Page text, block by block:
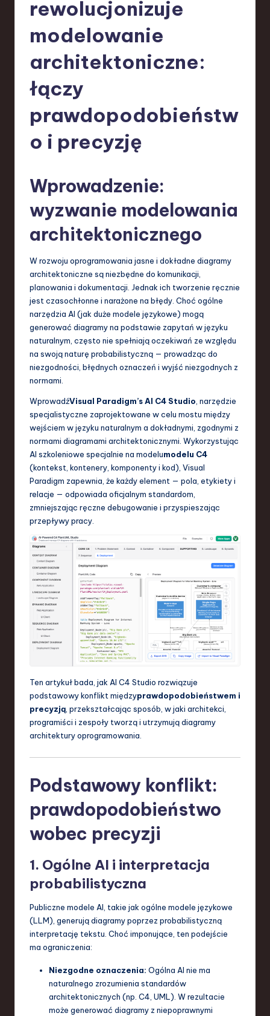
in
S
o
w
T
ti
o
rewolucjonizuje
modelowanie
architektoniczne:
łączy
prawdopodobieństw
o i precyzję
Wprowadzenie:
wyzwanie modelowania
architektonicznego
W rozwoju oprogramowania jasne i dokładne diagramy
architektoniczne są niezbędne do komunikacji,
planowania i dokumentacji. Jednak ich tworzenie ręcznie
jest czasochłonne i narażone na błędy. Choć ogólne
narzędzia AI (jak duże modele językowe) mogą
generować diagramy na podstawie zapytań w języku
naturalnym, często nie spełniają oczekiwań ze względu
na swoją naturę probabilistyczną — prowadząc do
niezgodności, błędnych oznaczeń i wyjść niezgodnych z
normami.
WprowadźVisual Paradigm’s AI C4 Studio , narzędzie
specjalistyczne zaprojektowane w celu mostu między
wejściem w języku naturalnym a dokładnymi, zgodnymi z
normami diagramami architektonicznymi. Wykorzystując
AI szkoleniowe specjalnie na modelumodelu C4
(kontekst, kontenery, komponenty i kod), Visual
Paradigm zapewnia, że każdy element — pola, etykiety i
relacje — odpowiada oficjalnym standardom,
zmniejszając ręczne debugowanie i przyspieszając
przepływy pracy.
Ten artykuł bada, jak AI C4 Studio rozwiązuje
podstawowy konflikt międzyprawdopodobieństwem i
precyzją , przekształcając sposób, w jaki architekci,
programiści i zespoły tworzą i utrzymują diagramy
architektury oprogramowania.
Podstawowy konflikt:
prawdopodobieństwo
wobec precyzji
1. Ogólne AI i interpretacja
probabilistyczna
Publiczne modele AI, takie jak ogólne modele językowe
(LLM), generują diagramy poprzez probabilistyczną
interpretację tekstu. Choć imponujące, ten podejście
ma ograniczenia:
Niezgodne oznaczenia: Ogólna AI nie ma
naturalnego zrozumienia standardów
architektonicznych (np. C4, UML). W rezultacie
może generować diagramy z niepoprawnymi